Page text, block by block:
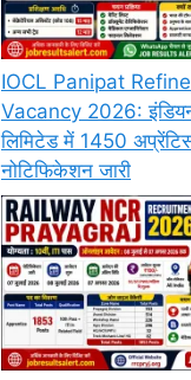
IOCL Panipat
Vacancy 2026:
लिमिटेड में 1450 अप्रेंटिस
नोटिफिकेशन जारी